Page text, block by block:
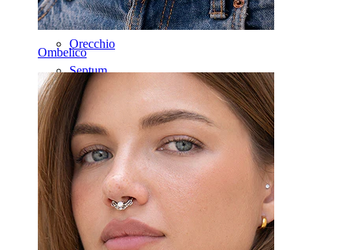
Ombelico
Helix
Orecchio
Septum
Oro 14K
Fake piercing
Labret
Lingua
Naso
Tragus